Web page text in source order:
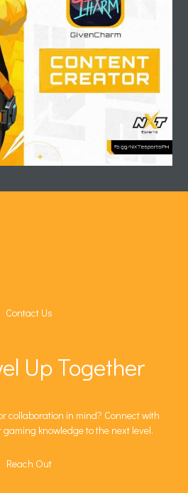
Contact Us
Up Together
collaboration in mind? Connect with
knowledge to the next level.
Reach Out